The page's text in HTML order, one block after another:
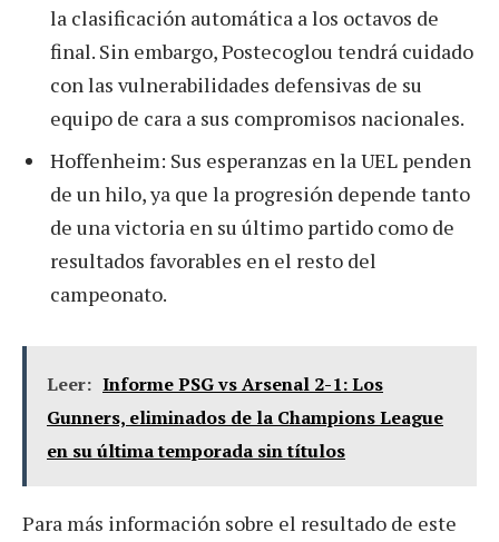
la clasificación automática a los octavos de
final. Sin embargo, Postecoglou tendrá cuidado
con las vulnerabilidades defensivas de su
equipo de cara a sus compromisos nacionales.
Hoffenheim: Sus esperanzas en la UEL penden
de un hilo, ya que la progresión depende tanto
de una victoria en su último partido como de
resultados favorables en el resto del
campeonato.
Leer: Informe PSG vs Arsenal 2-1: Los
Gunners, eliminados de la Champions League
en su última temporada sin títulos
Para más información sobre el resultado de este